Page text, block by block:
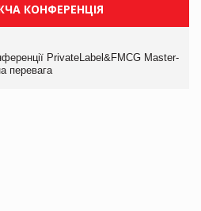
КОНФЕРЕНЦІЯ
PrivateLabel&FMCG Master-
перевага